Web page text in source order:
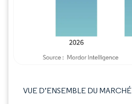
VUE D’ENSEMBLE DU MARCHÉ